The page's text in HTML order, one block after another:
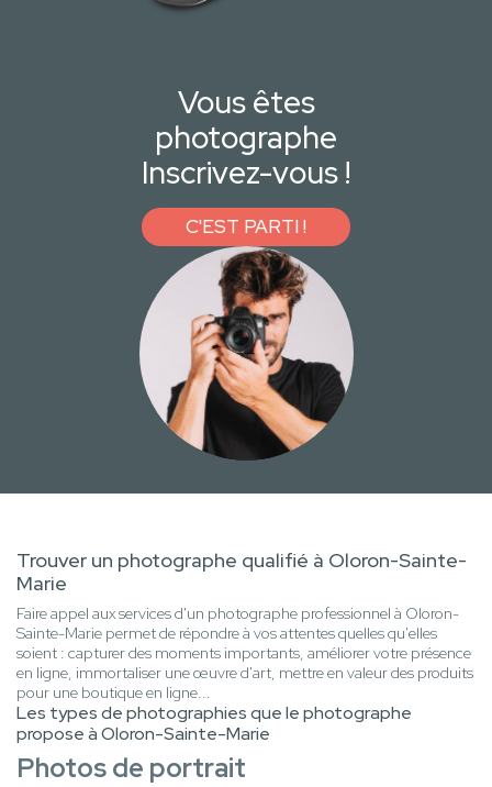
Vous êtes
photographe
Inscrivez-vous !
C'EST PARTI !
Trouver un photographe qualifié à Oloron-Sainte-
Marie
Faire appel aux services d'un photographe professionnel à Oloron-
Sainte-Marie permet de répondre à vos attentes quelles qu'elles
soient : capturer des moments importants, améliorer votre présence
en ligne, immortaliser une œuvre d'art, mettre en valeur des produits
pour une boutique en ligne...
Les types de photographies que le photographe
propose à Oloron-Sainte-Marie
Photos de portrait